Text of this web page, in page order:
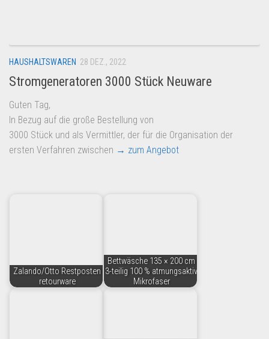
Amazon
Aldi
Lidl
Kostenlos verkaufen
Anmelden
HAUSHALTSWAREN 28 DEZ., 2022
Stromgeneratoren 3000 Stück Neuware
Guten Tag,
In Bezug auf die große Bestellung von
3000 Stück und als Vermittler, der für die Organisation der
ersten Verfahren zwischen → zum Angebot
Zalando/Otto Restposten
retourware
Bettwäsche 135 × 200 cm
3-teilig 100 % atmungsaktiv
Mikrofaser